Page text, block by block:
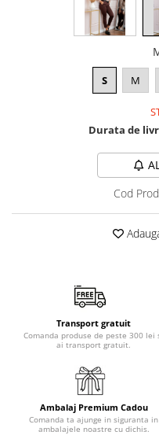
S M
Durata de
Cod
Transport gratuit
Comanda produse de peste 300 lei
ai transport gratuit.
Ambalaj Premium Cadou
Comanda ta ajunge in siguranta in
ambalajele noastre cu dichis.